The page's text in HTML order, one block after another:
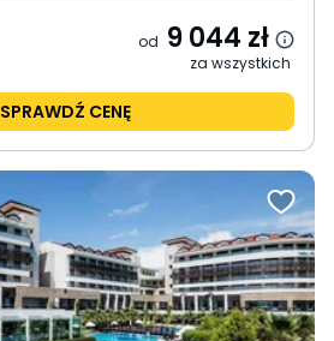
od 9 044 zł
za wszystkich
SPRAWDŹ CENĘ